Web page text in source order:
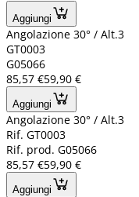
Aggiungi
Angolazione 30° / Alt.3
GT0003
G05066
85,57 €59,90 €
Aggiungi
Angolazione 30° / Alt.3
Rif. GT0003
Rif. prod. G05066
85,57 €59,90 €
Aggiungi